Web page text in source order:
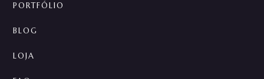
PORTFÓLIO
BLOG
LOJA